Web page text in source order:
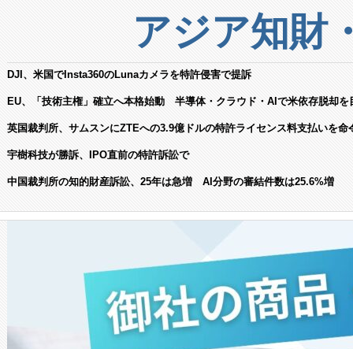
アジア知財
DJI、米国でInsta360のLunaカメラを特許侵害で提訴
EU、「技術主権」確立へ本格始動 半導体・クラウド・AIで米依存脱却を
英国裁判所、サムスンにZTEへの3.9億ドルの特許ライセンス料支払いを命
宇樹科技が勝訴、IPO直前の特許訴訟で
中国裁判所の知的財産訴訟、25年は急増 AI分野の審結件数は25.6%増